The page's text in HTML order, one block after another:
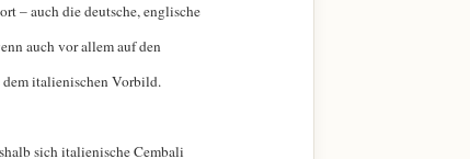
– auch die deutsche, englische
auch vor allem auf den
italienischen Vorbild.
sich italienische Cembali